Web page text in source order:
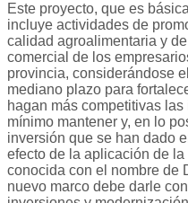
Este proyecto, que es
incluye actividades de
calidad agroalimentaria y
comercial de los
provincia, considerándose
mediano plazo para
hagan más competitivas
mínimo mantener y, en lo
inversión que se han dado
efecto de la aplicación de
conocida con el nombre de
nuevo marco debe darle